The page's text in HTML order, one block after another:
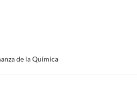
de la Química